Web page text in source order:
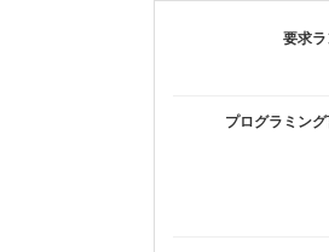
要求
プログラミン